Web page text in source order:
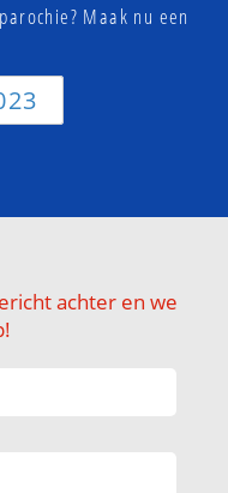
Maak nu een
achter en we